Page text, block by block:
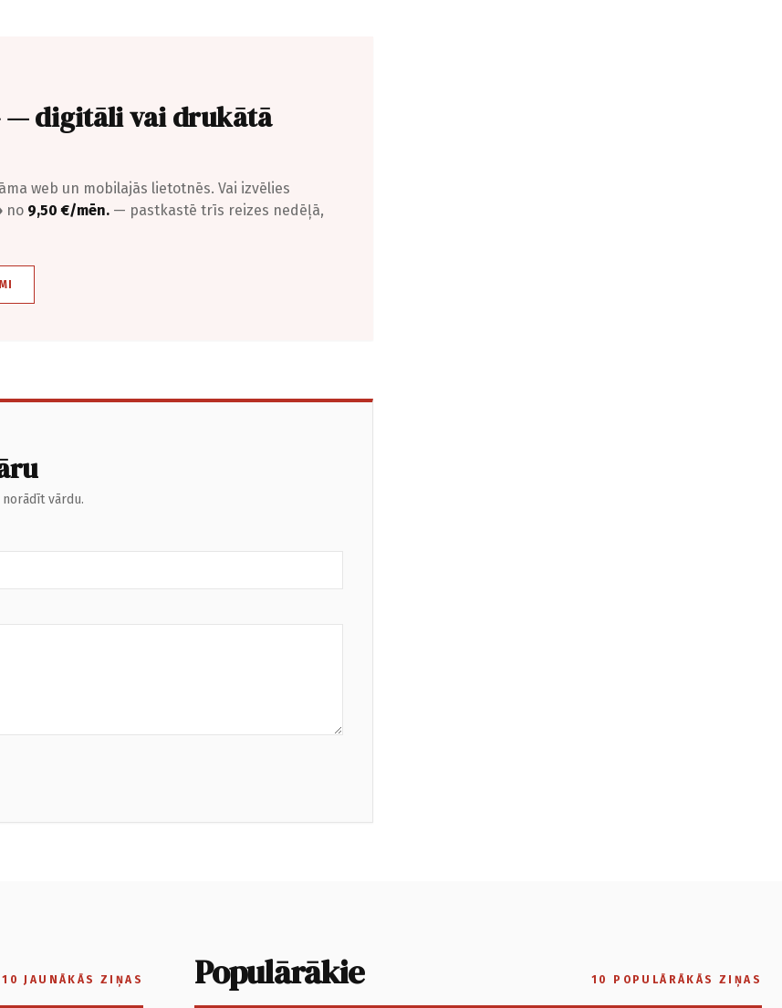
— digitāli vai drukātā
web un mobilajās lietotnēs. Vai izvēlies
no 9,50 €/mēn. — pastkastē trīs reizes nedēļā,
vārdu.
10 JAUNĀKĀS ZIŅAS Populārākie 10 POPULĀRĀKĀS ZIŅAS